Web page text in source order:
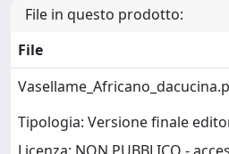
File in questo prodotto:
File
Tipologia: Versione finale